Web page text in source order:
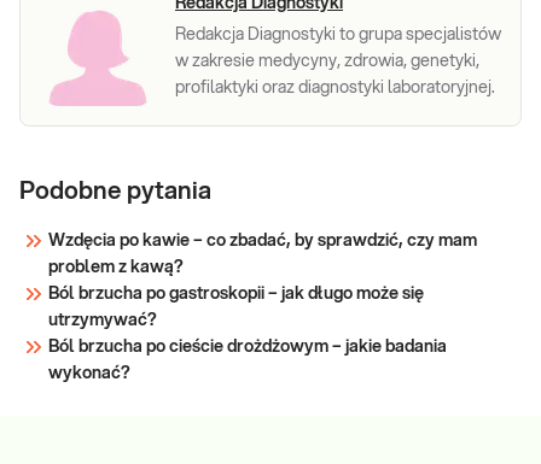
Redakcja Diagnostyki
Redakcja Diagnostyki to grupa specjalistów
w zakresie medycyny, zdrowia, genetyki,
profilaktyki oraz diagnostyki laboratoryjnej.
Podobne pytania
Wzdęcia po kawie – co zbadać, by sprawdzić, czy mam
problem z kawą?
Ból brzucha po gastroskopii – jak długo może się
utrzymywać?
Ból brzucha po cieście drożdżowym – jakie badania
wykonać?